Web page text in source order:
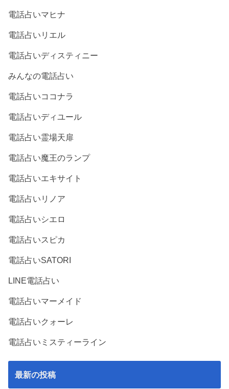
電話占いマヒナ
電話占いリエル
電話占いディスティニー
みんなの電話占い
電話占いココナラ
電話占いディユール
電話占い霊場天扉
電話占い魔王のランプ
電話占いエキサイト
電話占いリノア
電話占いシエロ
電話占いスピカ
電話占いSATORI
LINE電話占い
電話占いマーメイド
電話占いクォーレ
電話占いミスティーライン
最新の投稿